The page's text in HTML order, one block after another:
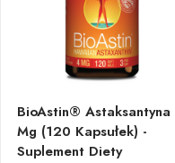
BioAstin®
Mg (120 Kapsułek) -
Suplement Diety